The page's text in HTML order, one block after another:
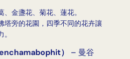
、金盞花、菊花、蓮花。
塔旁的花園，四季不同的花卉讓
） – 曼谷